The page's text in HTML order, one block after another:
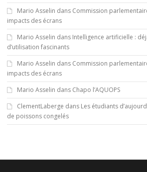
Mario Asselin dans Commission
impacts des écrans
Mario Asselin dans Intelligence artificielle :
d’utilisation fascinants
Mario Asselin dans Commission
impacts des écrans
Mario Asselin dans Chapo l’AQUOPS
ClementLaberge dans Les étudiants
de poissons congelés